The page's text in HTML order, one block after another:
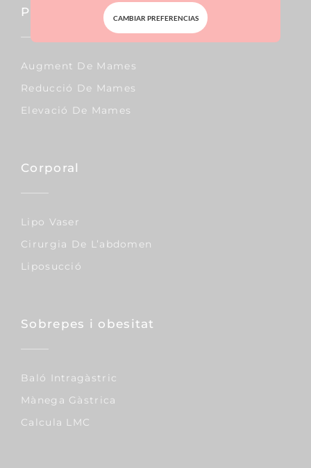
Pit
Augment De Mames
Reducció De Mames
Elevació De Mames
Corporal
Lipo Vaser
Cirurgia De L’abdomen
Liposucció
Sobrepes i obesitat
Baló Intragàstric
Mànega Gàstrica
Calcula LMC
CAMBIAR PREFERENCIAS